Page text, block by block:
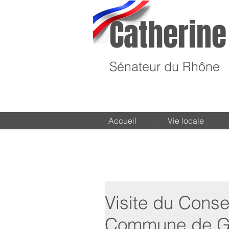
Sénateur du Rhône
Accueil Vie locale
Visite du